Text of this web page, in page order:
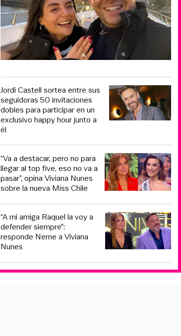
Jordi Castell sortea entre sus
seguidoras 50 invitaciones
dobles para participar en un
exclusivo happy hour junto a
él
“Va a destacar, pero no para
llegar al top five, eso no va a
pasar”, opina Viviana Nunes
sobre la nueva Miss Chile
“A mi amiga Raquel la voy a
defender siempre”:
responde Neme a Viviana
Nunes